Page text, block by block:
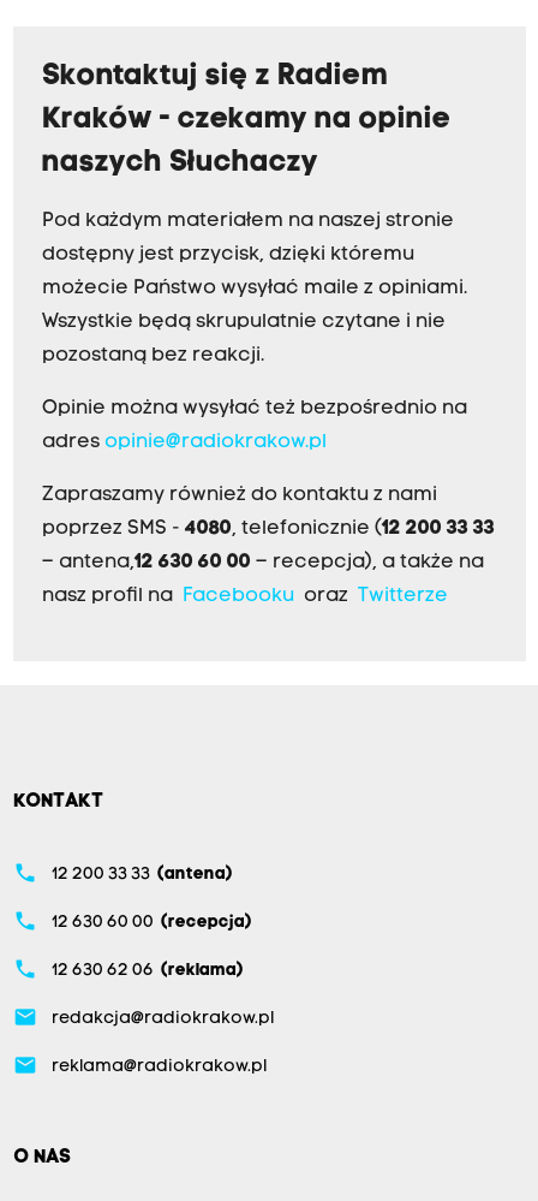
Skontaktuj się z Radiem
Kraków - czekamy na opinie
naszych Słuchaczy
Pod każdym materiałem na naszej stronie
dostępny jest przycisk, dzięki któremu
możecie Państwo wysyłać maile z opiniami.
Wszystkie będą skrupulatnie czytane i nie
pozostaną bez reakcji.
Opinie można wysyłać też bezpośrednio na
adres opinie@radiokrakow.pl
Zapraszamy również do kontaktu z nami
poprzez SMS - 4080, telefonicznie (12 200 33 33
– antena,12 630 60 00 – recepcja), a także na
nasz profil na
Facebookuoraz Twitterze
KONTAKT
phone 12 200 33 33 (antena)
phone 12 630 60 00 (recepcja)
phone 12 630 62 06 (reklama)
email redakcja@radiokrakow.pl
email reklama@radiokrakow.pl
O NAS